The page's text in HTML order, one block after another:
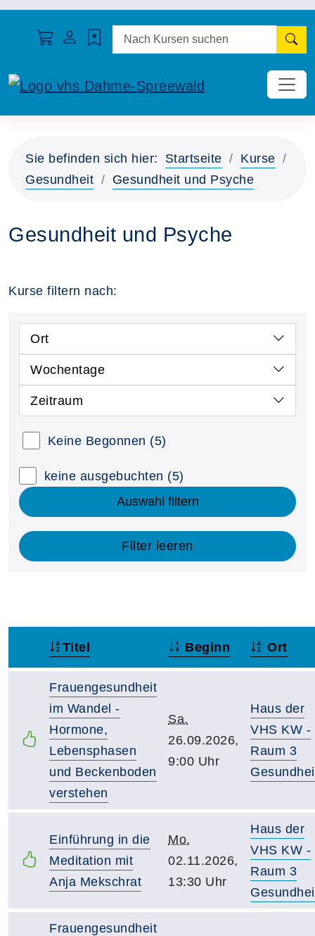
Sie befinden sich hier: Startseite
Kurse
Gesundheit
Gesundheit und Psyche
Gesundheit und Psyche
Kurse filtern nach:
Ort
Wochentage
Zeitraum
Keine Begonnen (5)
keine ausgebuchten (5)
Auswahl filtern
Filter leeren
Titel Beginn Ort
Frauengesundheit
im Wandel -
Hormone,
Lebensphasen
und Beckenboden
verstehen
Sa.
26.09.2026,
9:00 Uhr
Haus der
VHS KW -
Raum 3
Einführung in die
Meditation mit
Anja Mekschrat
Mo.
02.11.2026,
13:30 Uhr
Haus der
VHS KW -
Raum 3
Frauengesundheit